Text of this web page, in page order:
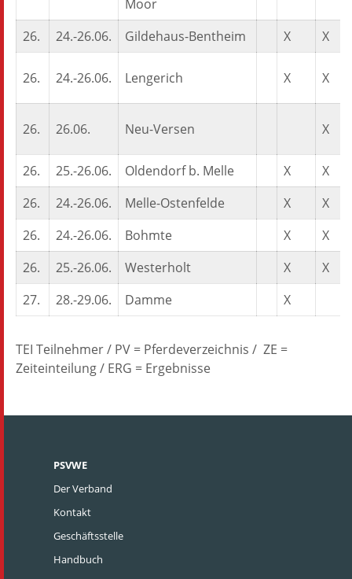
Moor
26. 24.-26.06. Gildehaus-Bentheim X X
26. 24.-26.06. Lengerich X X
26. 26.06. Neu-Versen X
26. 25.-26.06. Oldendorf b. Melle X
X
26.
24.-26.06. Melle-Ostenfelde X
X
26.
24.-26.06. Bohmte X
X
26.
25.-26.06. Westerholt X
X
27.
28.-29.06. Damme X
TEI Teilnehmer / PV = Pferdeverzeichnis / ZE =
Zeiteinteilung / ERG = Ergebnisse
PSVWE
Der Verband
Kontakt
Geschäftsstelle
Handbuch